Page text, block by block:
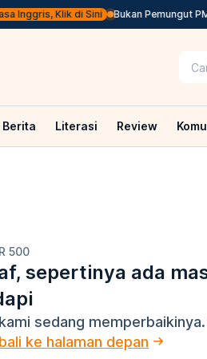
Inggris, Klik di Sini Bukan Pemungut
Berita Literasi Review
500
sepertinya ada
sedang
ke halaman depan